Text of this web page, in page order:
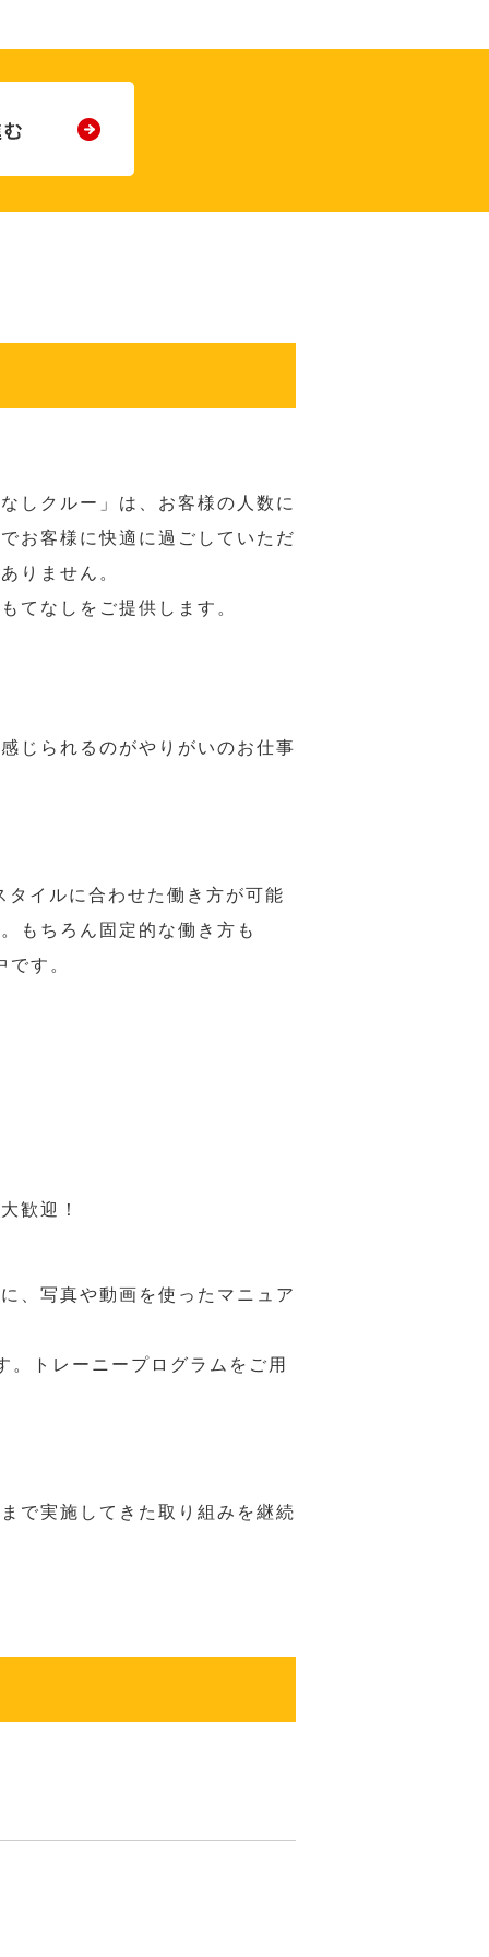
しクルー」は、お客様の人数に
お客様に快適に過ごしていただ
りません。
てなしをご提供します。
じられるのがやりがいのお仕事
イルに合わせた働き方が可能
もちろん固定的な働き方も
す。
歓迎！
、写真や動画を使ったマニュア
。トレーニープログラムをご用
で実施してきた取り組みを継続